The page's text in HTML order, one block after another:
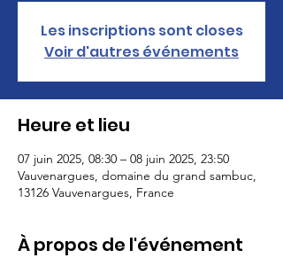
Les inscriptions sont closes
Voir d'autres événements
Heure et lieu
07 juin 2025, 08:30 – 08 juin 2025, 23:50
Vauvenargues, domaine du grand sambuc,
13126 Vauvenargues, France
À propos de l'événement